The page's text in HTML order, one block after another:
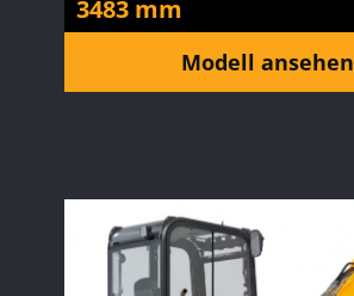
3483 mm
Modell ansehen